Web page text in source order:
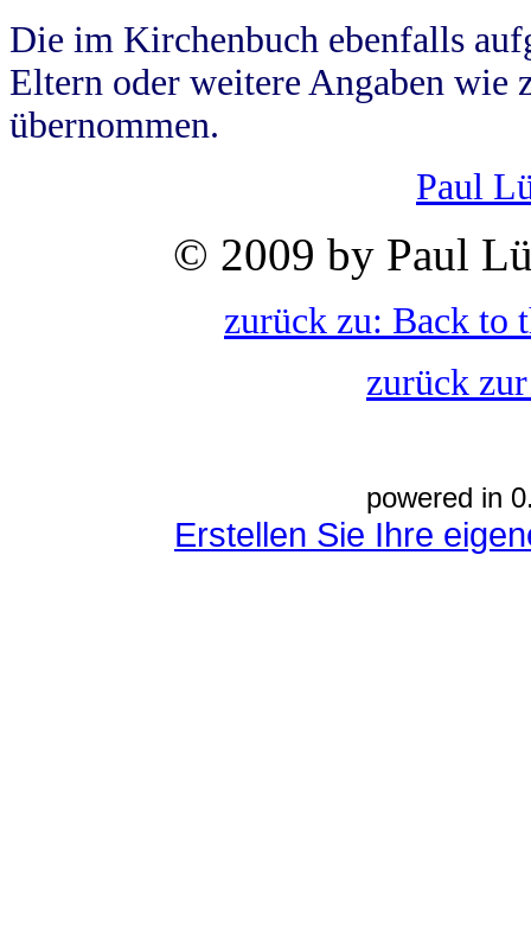
Die im Kirchenbuch ebenfalls
Eltern oder weitere Angaben wie
übernommen.
Paul
© 2009 by Paul
zurück zu: Back to
zurück
powered in
Erstellen Sie Ihre